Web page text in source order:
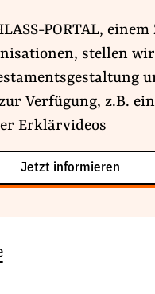
PORTAL,
stellen
Verfügung, z.B.
Erklärvideos
Jetzt informieren